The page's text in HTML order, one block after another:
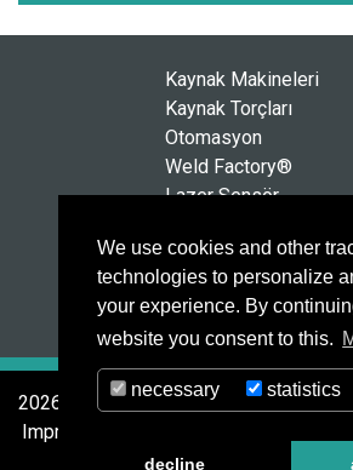
We use cookies and other
technologies to personalize
your experience. By
website you consent to this.
necessary statistics
decline
Kaynak Makineleri
Kaynak Torçları
Otomasyon
Weld Factory®
Lazer Sensör
Teknoloji
Servis
İletişim
2026 © MERKLE Schweißanlagen-
Impressum